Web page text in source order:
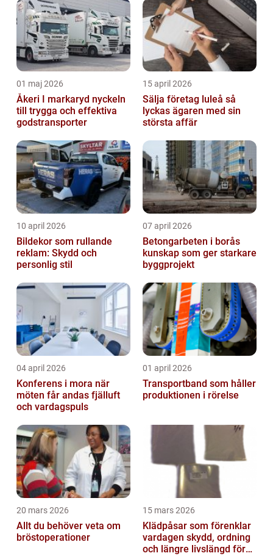
stöd
01 maj 2026
Åkeri I markaryd nyckeln
till trygga och effektiva
godstransporter
15 april 2026
Sälja företag luleå så
lyckas ägaren med sin
största affär
10 april 2026
Bildekor som rullande
reklam: Skydd och
personlig stil
07 april 2026
Betongarbeten i borås
kunskap som ger starkare
byggprojekt
04 april 2026
Konferens i mora när
möten får andas fjälluft
och vardagspuls
01 april 2026
Transportband som håller
produktionen i rörelse
20 mars 2026
Allt du behöver veta om
bröstoperationer
15 mars 2026
Klädpåsar som förenklar
vardagen skydd, ordning
och längre livslängd för